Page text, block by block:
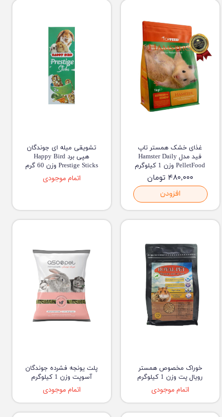
غذای خشک همستر تاپ
فید مدل Hamster Daily
PelletFood وزن 1 کیلوگرم
۴۸۰,۰۰۰ تومان
افزودن
تشویقی میله ای جوندگان
هپی برد Happy Bird
Prestige Sticks وزن 60 گرم
اتمام موجودی
خوراک مخصوص همستر
رویال پت وزن 1 کیلوگرم
اتمام موجودی
پلت یونجه فشرده جوندگان
آسوپت وزن 1 کیلوگرم
اتمام موجودی